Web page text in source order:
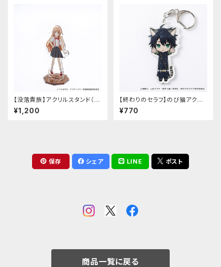
【没落貴族】アクリルスタンド（少
女ラードーン）
¥1,200
【終わりのセラフ】のび猫アクリ
ルキーホルダー（百夜優一郎）
¥770
保存 シェア LINE ポスト
商品一覧に戻る